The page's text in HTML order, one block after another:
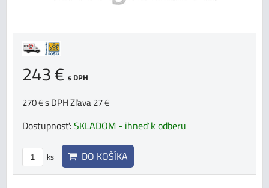
243 € s DPH
270 €s DPHZľava 27 €
Dostupnosť:SKLADOM - ihneď k odberu
ks DO KOŠÍKA